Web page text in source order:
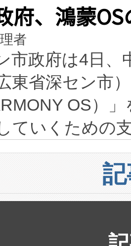
府、鴻蒙
者
市政府は4日
東省深セン市
OS）
ていくための